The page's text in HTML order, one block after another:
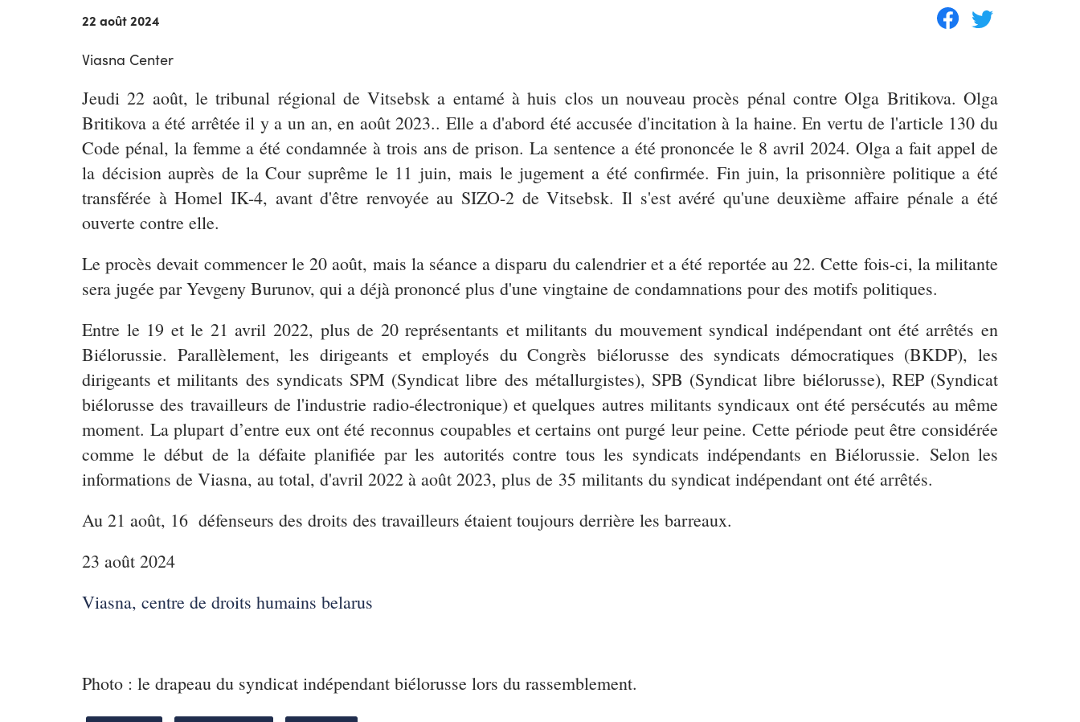
22 août 2024
Viasna Center
Jeudi 22 août, le tribunal régional de Vitsebsk a entamé à huis clos un nouveau procès pénal contre Olga Britikova. Olga
Britikova a été arrêtée il y a un an, en août 2023.. Elle a d'abord été accusée d'incitation à la haine. En vertu de l'article 130 du
Code pénal, la femme a été condamnée à trois ans de prison. La sentence a été prononcée le 8 avril 2024. Olga a fait appel de
la décision auprès de la Cour suprême le 11 juin, mais le jugement a été confirmée. Fin juin, la prisonnière politique a été
transférée à Homel IK-4, avant d'être renvoyée au SIZO-2 de Vitsebsk. Il s'est avéré qu'une deuxième affaire pénale a été
ouverte contre elle.
Le procès devait commencer le 20 août, mais la séance a disparu du calendrier et a été reportée au 22. Cette fois-ci, la militante
sera jugée par Yevgeny Burunov, qui a déjà prononcé plus d'une vingtaine de condamnations pour des motifs politiques.
Entre le 19 et le 21 avril 2022, plus de 20 représentants et militants du mouvement syndical indépendant ont été arrêtés en
Biélorussie. Parallèlement, les dirigeants et employés du Congrès biélorusse des syndicats démocratiques (BKDP), les
dirigeants et militants des syndicats SPM (Syndicat libre des métallurgistes), SPB (Syndicat libre biélorusse), REP (Syndicat
biélorusse des travailleurs de l'industrie radio-électronique) et quelques autres militants syndicaux ont été persécutés au même
moment. La plupart d’entre eux ont été reconnus coupables et certains ont purgé leur peine. Cette période peut être considérée
comme le début de la défaite planifiée par les autorités contre tous les syndicats indépendants en Biélorussie. Selon les
informations de Viasna, au total, d'avril 2022 à août 2023, plus de 35 militants du syndicat indépendant ont été arrêtés.
Au 21 août, 16 défenseurs des droits des travailleurs étaient toujours derrière les barreaux.
23 août 2024
Viasna, centre de droits humains belarus
Photo : le drapeau du syndicat indépendant biélorusse lors du rassemblement.